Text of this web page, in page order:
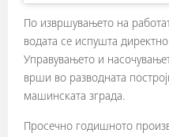
По извршувањето на
водата се испушта
Управувањето и
врши во разводната
машинската зграда.
Просечно годишното